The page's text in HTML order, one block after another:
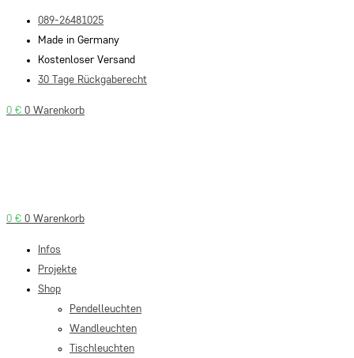
Inhalt
springen
089-26481025
Made in Germany
Kostenloser Versand
30 Tage Rückgaberecht
0 € 0 Warenkorb
0 € 0 Warenkorb
Infos
Projekte
Shop
Pendelleuchten
Wandleuchten
Tischleuchten